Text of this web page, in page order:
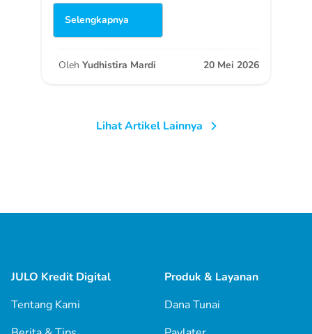
Selengkapnya
Oleh Yudhistira Mardi 20 Mei 2026
Lihat Artikel Lainnya
JULO Kredit Digital
Tentang Kami
Produk & Layanan
Dana Tunai